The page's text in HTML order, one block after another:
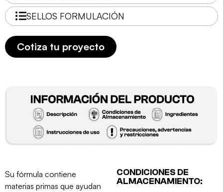
SELLOS FORMULACIÓN
Cotiza tu proyecto
Su fórmula contiene
materias primas que ayudan
CONDICIONES DE
ALMACENAMIENTO: